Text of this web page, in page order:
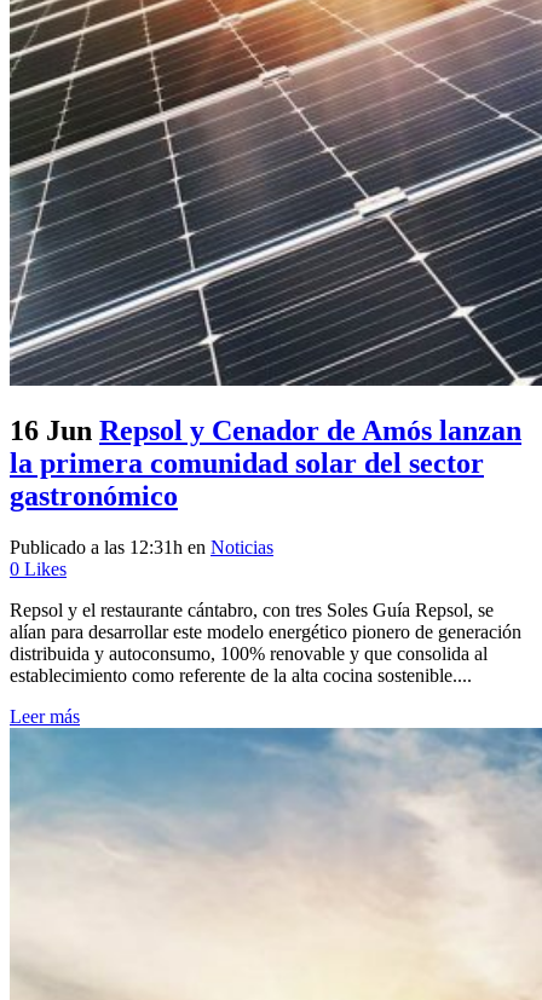
16 Jun Repsol y Cenador de Amós lanzan
la primera comunidad solar del sector
gastronómico
Publicado a las 12:31h en Noticias
0 Likes
Repsol y el restaurante cántabro, con tres Soles Guía Repsol, se
alían para desarrollar este modelo energético pionero de generación
distribuida y autoconsumo, 100% renovable y que consolida al
establecimiento como referente de la alta cocina sostenible....
Leer más